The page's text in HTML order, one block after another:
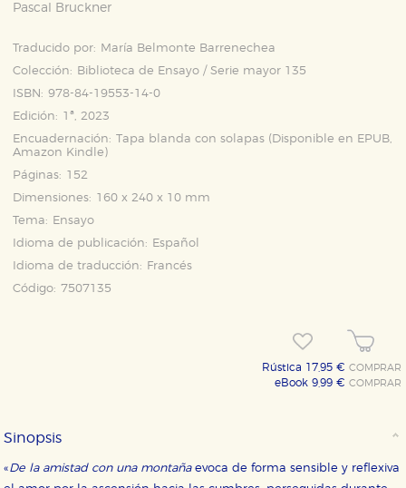
Pascal Bruckner
Traducido por:
María Belmonte Barrenechea
Colección:
Biblioteca de Ensayo / Serie mayor 135
ISBN: 978-84-19553-14-0
Edición: 1ª, 2023
Encuadernación: Tapa blanda con solapas (Disponible en EPUB
Amazon Kindle )
Páginas: 152
Dimensiones: 160 x 240 x 10 mm
Tema:
Ensayo
Idioma de publicación:
Español
Idioma de traducción:
Francés
Código: 7507135
Rústica 17,95 €COMPRAR
eBook 9,99 €COMPRAR
Sinopsis
«De la amistad con una montañaevoca de forma sensible y reflexiva